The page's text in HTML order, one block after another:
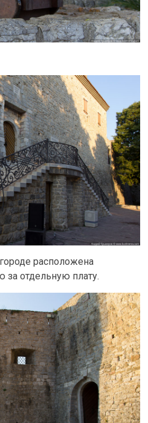
расположена
за отдельную плату.